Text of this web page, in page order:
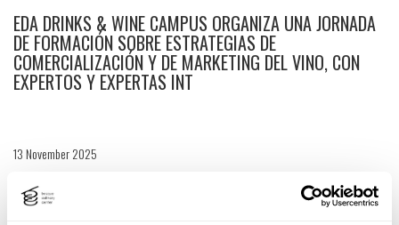
navigation
menu
EDA DRINKS & WINE CAMPUS ORGANIZA UNA JORNADA
DE FORMACIÓN SOBRE ESTRATEGIAS DE
COMERCIALIZACIÓN Y DE MARKETING DEL VINO, CON
EXPERTOS Y EXPERTAS INT
13 November 2025
el sector del vino y de las bebidas con una nueva cita dentro de su programa “Gotas